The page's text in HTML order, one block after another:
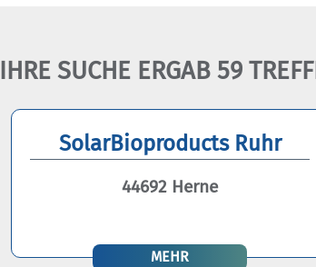
IHRE SUCHE ERGAB 59
SolarBioproducts Ruhr
44692 Herne
MEHR